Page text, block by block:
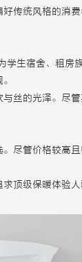
传统风格的消
生宿舍、租房
丝的光泽。尽
尽管价格较高
顶级保暖体验